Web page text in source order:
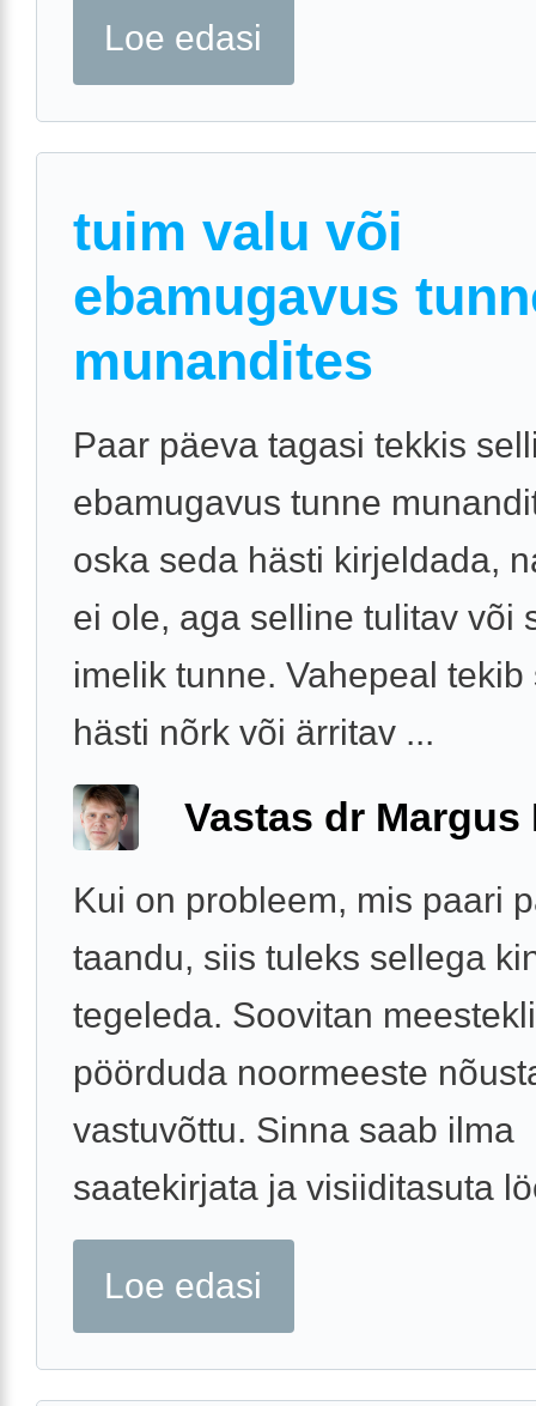
Loe edasi
tuim valu või
ebamugavus
munandites
Paar päeva tagasi tekkis
ebamugavus tunne
oska seda hästi kirjeldada,
ei ole, aga selline tulitav või
imelik tunne. Vahepeal tekib
hästi nõrk või ärritav ...
Vastas dr Margus
Kui on probleem, mis paari
taandu, siis tuleks sellega
tegeleda. Soovitan
pöörduda noormeeste
vastuvõttu. Sinna saab ilma
saatekirjata ja visiiditasuta
Loe edasi